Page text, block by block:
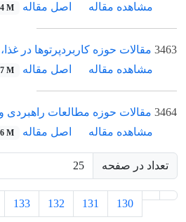
مشاهده مقاله
اصل مقاله M
3463 مقالات حوزه کاربردپرتوها در
مشاهده مقاله
اصل مقاله M
3464 مقالات حوزه مطالعات راهبردی
مشاهده مقاله
اصل مقاله M
تعداد در صفحه
130
131
132
133